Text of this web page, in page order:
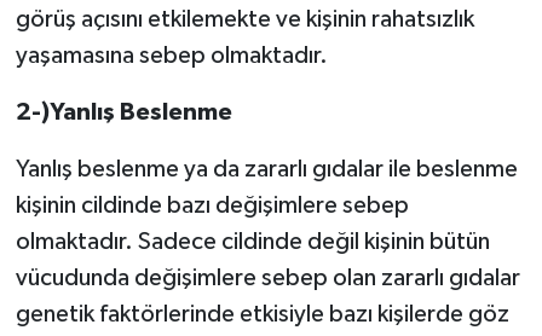
görüş açısını etkilemekte ve kişinin rahatsızlık
yaşamasına sebep olmaktadır.
2-)Yanlış Beslenme
Yanlış beslenme ya da zararlı gıdalar ile beslenme
kişinin cildinde bazı değişimlere sebep
olmaktadır. Sadece cildinde değil kişinin bütün
vücudunda değişimlere sebep olan zararlı gıdalar
genetik faktörlerinde etkisiyle bazı kişilerde göz